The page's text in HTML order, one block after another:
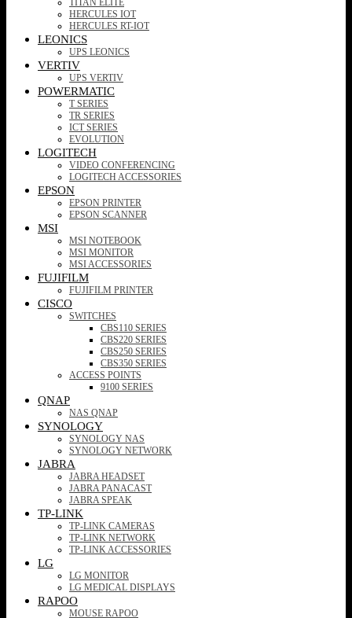
TITAN ELITE
HERCULES IOT
HERCULES RT-IOT
LEONICS
UPS LEONICS
VERTIV
UPS VERTIV
POWERMATIC
T SERIES
TR SERIES
ICT SERIES
EVOLUTION
LOGITECH
VIDEO CONFERENCING
LOGITECH ACCESSORIES
EPSON
EPSON PRINTER
EPSON SCANNER
MSI
MSI NOTEBOOK
MSI MONITOR
MSI ACCESSORIES
FUJIFILM
FUJIFILM PRINTER
CISCO
SWITCHES
CBS110 SERIES
CBS220 SERIES
CBS250 SERIES
CBS350 SERIES
ACCESS POINTS
9100 SERIES
QNAP
NAS QNAP
SYNOLOGY
SYNOLOGY NAS
SYNOLOGY NETWORK
JABRA
JABRA HEADSET
JABRA PANACAST
JABRA SPEAK
TP-LINK
TP-LINK CAMERAS
TP-LINK NETWORK
TP-LINK ACCESSORIES
LG
LG MONITOR
LG MEDICAL DISPLAYS
RAPOO
MOUSE RAPOO